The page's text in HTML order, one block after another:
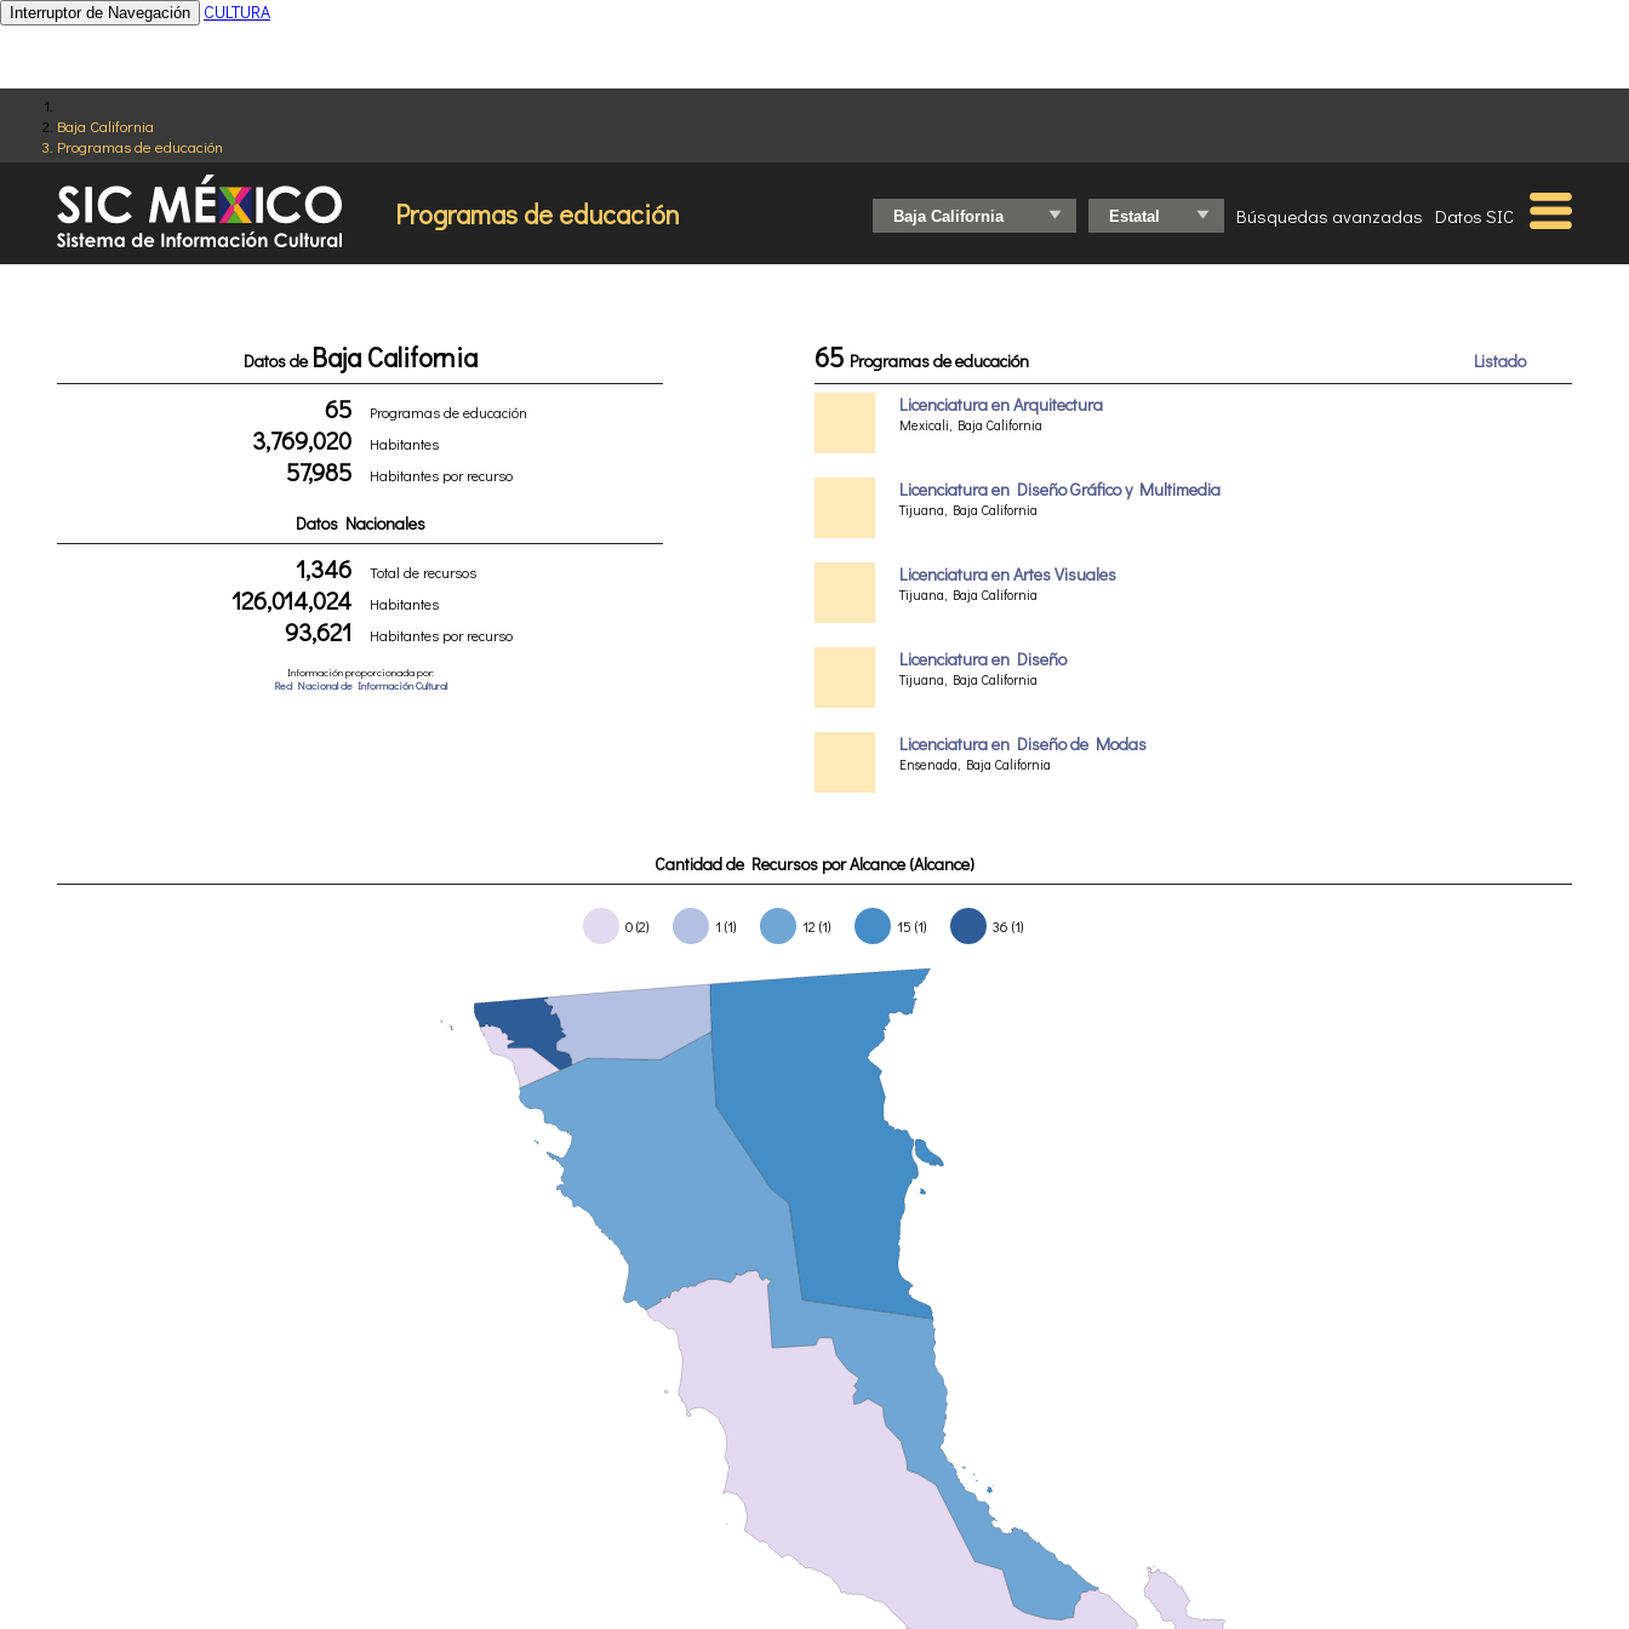
Baja California
Programas de educación
Programas de educación Búsquedas avanzadas Datos SIC
Interruptor de Navegación CULTURA
Datos de Baja California
65 Programas de educación
3,769,020 Habitantes
57,985 Habitantes por recurso
Datos Nacionales
1,346 Total de recursos
126,014,024 Habitantes
93,621 Habitantes por recurso
Información proporcionada por:
Red Nacional de Información Cultural
65 Programas de educación
Listado
Licenciatura en Arquitectura
Mexicali, Baja California
Licenciatura en Diseño Gráfico y Multimedia
Tijuana, Baja California
Licenciatura en Artes Visuales
Tijuana, Baja California
Licenciatura en Diseño
Tijuana, Baja California
Licenciatura en Diseño de Modas
Ensenada, Baja California
Cantidad de Recursos por Alcance (Alcance)
0 (2) 1 (1) 12 (1) 15 (1) 36 (1)